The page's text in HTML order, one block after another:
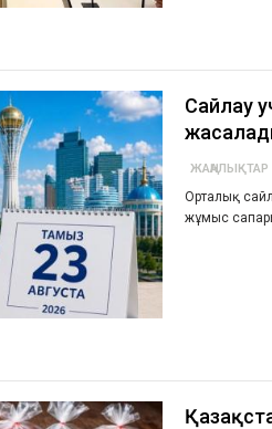
Сайлау
ЖАҢАЛЫҚТАР
Орталық
жұмыс